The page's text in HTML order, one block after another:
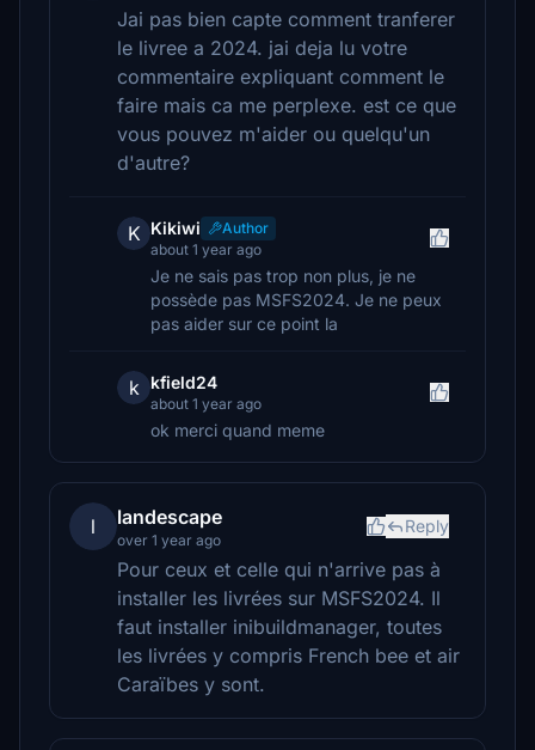
Jai pas bien capte comment tranferer
le livree a 2024. jai deja lu votre
commentaire expliquant comment le
faire mais ca me perplexe. est ce que
vous pouvez m'aider ou quelqu'un
d'autre?
K Kikiwi
Author
about 1 year ago
Je ne sais pas trop non plus, je ne
possède pas MSFS2024. Je ne peux
pas aider sur ce point la
k kfield24
about 1 year ago
ok merci quand meme
l landescape
over 1 year ago
Reply
Pour ceux et celle qui n'arrive pas à
installer les livrées sur MSFS2024. Il
faut installer inibuildmanager, toutes
les livrées y compris French bee et air
Caraïbes y sont.